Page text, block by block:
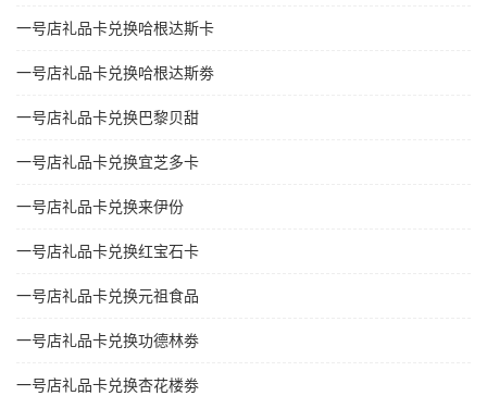
一号店礼品卡兑换哈根达斯卡
一号店礼品卡兑换哈根达斯劵
一号店礼品卡兑换巴黎贝甜
一号店礼品卡兑换宜芝多卡
一号店礼品卡兑换来伊份
一号店礼品卡兑换红宝石卡
一号店礼品卡兑换元祖食品
一号店礼品卡兑换功德林劵
一号店礼品卡兑换杏花楼劵